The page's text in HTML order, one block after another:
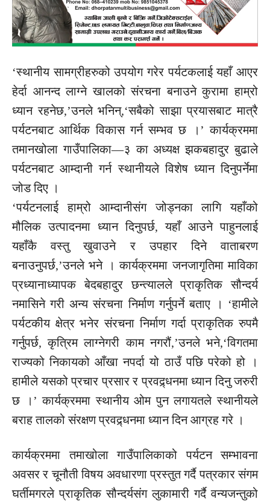
‘स्थानीय सामग्रीहरुको उपयोग गरेर पर्यटकलाई यहाँ आएर
हेर्दा आनन्द लाग्ने खालको संरचना बनाउने कुरामा हाम्रो
ध्यान रहनेछ,’उनले भनिन्,‘सबैको साझा प्रयासबाट मात्रै
पर्यटनबाट आर्थिक विकास गर्न सम्भव छ ।’ कार्यक्रममा
तमानखोला गाउँपालिका—३ का अध्यक्ष झकबहादुर बुढाले
पर्यटनबाट आम्दानी गर्न स्थानीयले विशेष ध्यान दिनुपर्नेमा
जोड दिए ।
‘पर्यटनलाई हाम्रो आम्दानीसंग जोड्नका लागि यहाँको
मौलिक उत्पादनमा ध्यान दिनुपर्छ, यहाँ आउने पाहुनलाई
यहाँकै वस्तु खुवाउने र उपहार दिने वाताबरण
बनाउनुपर्छ,’उनले भने । कार्यक्रममा जनजागृतिमा माविका
प्रध्यानाध्यापक बेदबहादुर छन्त्यालले प्राकृतिक सौन्दर्य
नमासिने गरी अन्य संरचना निर्माण गर्नुपर्ने बताए । ‘हामीले
पर्यटकीय क्षेत्र भनेर संरचना निर्माण गर्दा प्राकृतिक रुपमै
गर्नुपर्छ, कृत्रिम लाग्नेगरी काम नगरौं,’उनले भने,‘विगतमा
राज्यको निकायको आँखा नपर्दा यो ठाउँ पछि परेको हो ।
हामीले यसको प्रचार प्रसार र प्रवद्र्धनमा ध्यान दिनु जरुरी
छ ।’ कार्यक्रममा स्थानीय ओम पुन लगायतले स्थानीयले
बराह तालको संरक्षण प्रवद्र्धनमा ध्यान दिन आग्रह गरे ।
कार्यक्रममा तमाखोला गाउँपालिकाको पर्यटन सम्भावना
अवसर र चूनौती विषय अवधारणा प्रस्तुत गर्दै पत्रकार संगम
घर्तीमगरले प्राकृतिक सौन्दर्यसंग लुकामारी गर्दै वन्यजन्तुको